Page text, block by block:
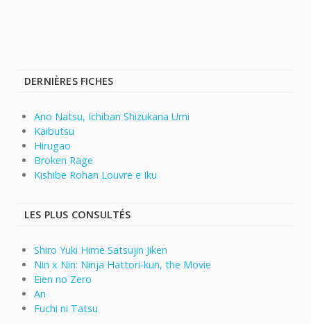
DERNIÈRES FICHES
Ano Natsu, Ichiban Shizukana Umi
Kaibutsu
Hirugao
Broken Rage
Kishibe Rohan Louvre e Iku
LES PLUS CONSULTÉS
Shiro Yuki Hime Satsujin Jiken
Nin x Nin: Ninja Hattori-kun, the Movie
Eien no Zero
An
Fuchi ni Tatsu